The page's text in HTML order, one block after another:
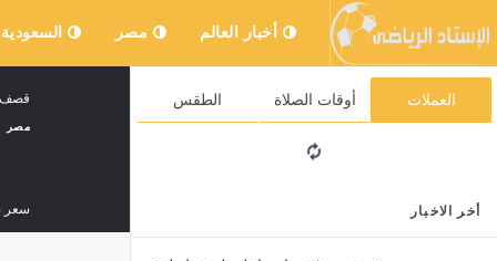
أخبار العالم مصر السعودية
العملات أوقات الصلاة الطقس
أخر الاخبار
قصف
مصر
سعر